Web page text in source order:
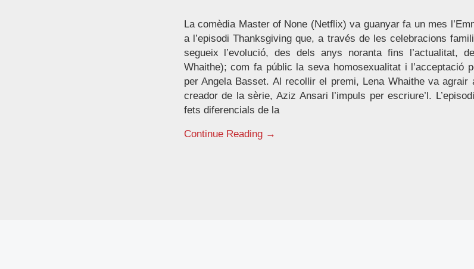
La comèdia Master of None (Netflix) va guanyar fa un mes
a l’episodi Thanksgiving que, a través de les celebracions
segueix l’evolució, des dels anys noranta fins l’actualitat,
Whaithe); com fa públic la seva homosexualitat i l’acceptació
per Angela Basset. Al recollir el premi, Lena Whaithe va
creador de la sèrie, Aziz Ansari l’impuls per escriure’l.
fets diferencials de la
Continue Reading →